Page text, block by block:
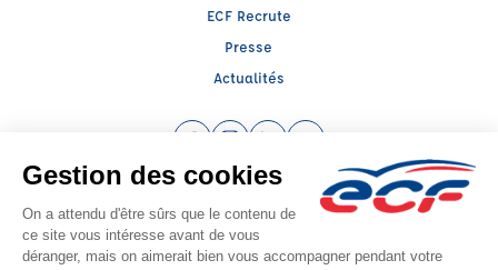
ECF Recrute
Presse
Actualités
Facebook (nouvelle fenêtre)
Instagram (nouvelle fenêtre)
LinkedIn (nouvelle fenêtre)
YouTube (nouvelle
Raison sociale : ECF CER CENTRE ATLANTIQUE - Capital social: 2500000€
SIREN: 312379266 - Numéro de TVA intracommunautaire: FR 52 312379266
Agrément n°E2508500110
Siège social : RN 11 - Rte de la Mothe Les Champs Dorés, LA CRECHE (79260) -